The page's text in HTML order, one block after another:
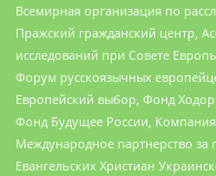
Всемирная организация по
Пражский гражданский центр,
исследований при Совете
Форум русскоязычных
Европейский выбор, Фонд
Фонд Будущее России,
Международное партнерство за
Евангельских Христиан